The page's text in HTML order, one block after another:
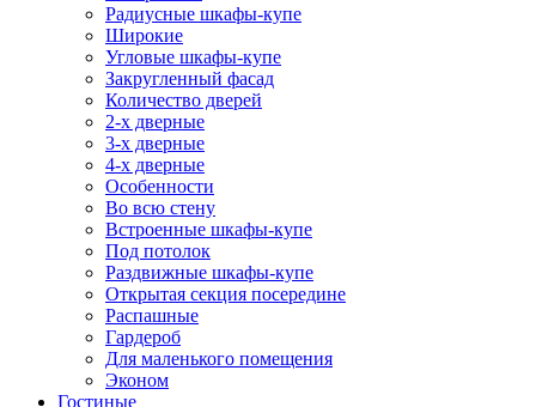
Радиусные шкафы-купе
Широкие
Угловые шкафы-купе
Закругленный фасад
Количество дверей
2-х дверные
3-х дверные
4-х дверные
Особенности
Во всю стену
Встроенные шкафы-купе
Под потолок
Раздвижные шкафы-купе
Открытая секция посередине
Распашные
Гардероб
Для маленького помещения
Эконом
Гостиные